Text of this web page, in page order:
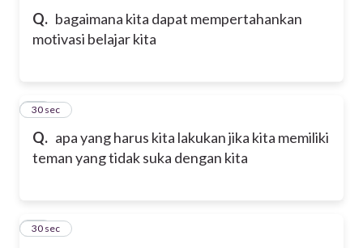
Q. bagaimana kita dapat mempertahankan
motivasi belajar kita
Q. apa yang harus kita lakukan jika kita memiliki
teman yang tidak suka dengan kita
13
30 sec
14
30 sec